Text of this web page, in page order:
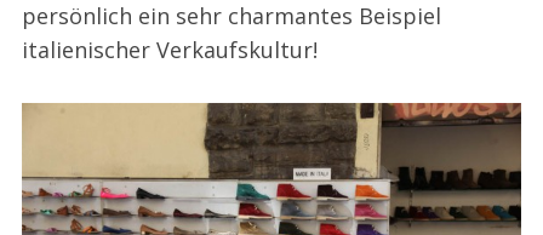
persönlich ein sehr charmantes Beispiel
italienischer Verkaufskultur!